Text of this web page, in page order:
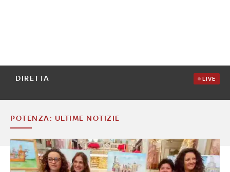
DIRETTA LIVE
POTENZA: ULTIME NOTIZIE